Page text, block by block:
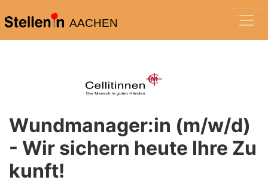
AACHEN
Wundmanager:in (m/w/d)
- Wir sichern heute Ihre Zu
kunft!